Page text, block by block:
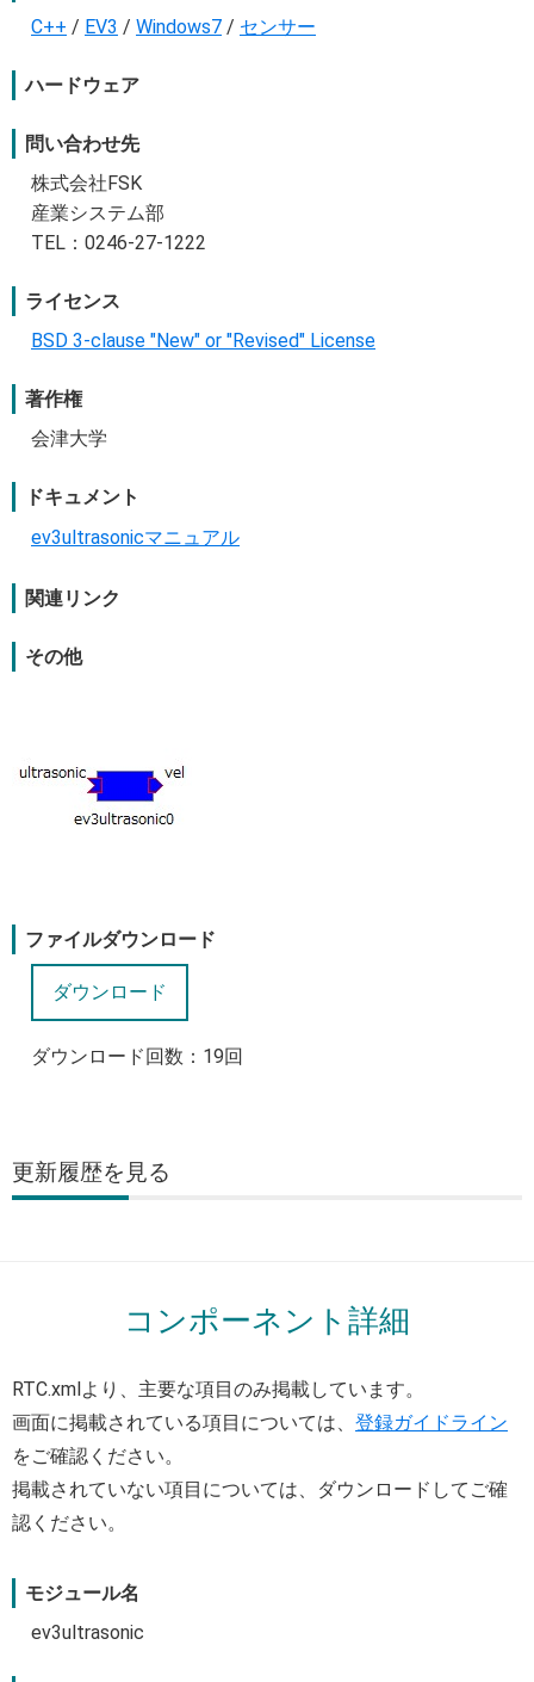
C++ / EV3 / Windows7 / センサー
ハードウェア
問い合わせ先
株式会社FSK
産業システム部
TEL：0246-27-1222
ライセンス
BSD 3-clause "New" or "Revised" License
著作権
会津大学
ドキュメント
ev3ultrasonicマニュアル
関連リンク
その他
ファイルダウンロード
ダウンロード回数： 19回
更新履歴
コンポーネント詳細
RTC.xmlより、主要な項目のみ掲載しています。
画面に掲載されている項目については、 登録ガイドライン
をご確認ください。
掲載されていない項目については、ダウンロードしてご確
認ください。
モジュール名
ev3ultrasonic